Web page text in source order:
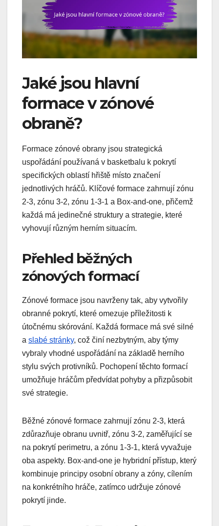
Jaké jsou hlavní
formace v zónové
obraně?
Formace zónové obrany jsou strategická
uspořádání používaná v basketbalu k pokrytí
specifických oblastí hřiště místo značení
jednotlivých hráčů. Klíčové formace zahrnují zónu
2-3, zónu 3-2, zónu 1-3-1 a Box-and-one, přičemž
každá má jedinečné struktury a strategie, které
vyhovují různým herním situacím.
Přehled běžných
zónových formací
Zónové formace jsou navrženy tak, aby vytvořily
obranné pokrytí, které omezuje příležitosti k
útočnému skórování. Každá formace má své silné
a slabé stránky, což činí nezbytným, aby týmy
vybraly vhodné uspořádání na základě herního
stylu svých protivníků. Pochopení těchto formací
umožňuje hráčům předvídat pohyby a přizpůsobit
své strategie.
Běžné zónové formace zahrnují zónu 2-3, která
zdůrazňuje obranu uvnitř, zónu 3-2, zaměřující se
na pokrytí perimetru, a zónu 1-3-1, která vyvažuje
oba aspekty. Box-and-one je hybridní přístup, který
kombinuje principy osobní obrany a zóny, cílením
na konkrétního hráče, zatímco udržuje zónové
pokrytí jinde.